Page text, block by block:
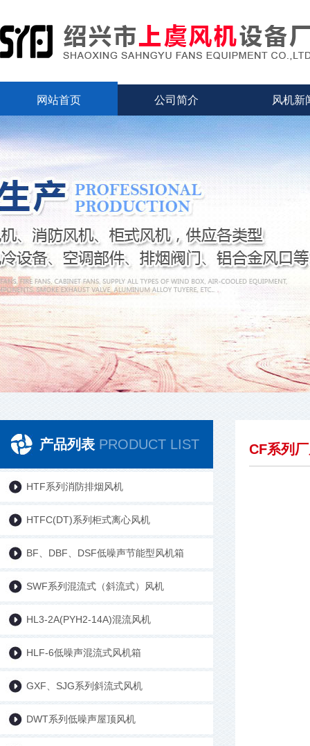
网站首页 公司简介 风机新
产品列表 PRODUCT LIST
HTF系列消防排烟风机
HTFC(DT)系列柜式离心风机
BF、DBF、DSF低噪声节能型风机箱
SWF系列混流式（斜流式）风机
HL3-2A(PYH2-14A)混流风机
HLF-6低噪声混流式风机箱
GXF、SJG系列斜流式风机
DWT系列低噪声屋顶风机
CF系列